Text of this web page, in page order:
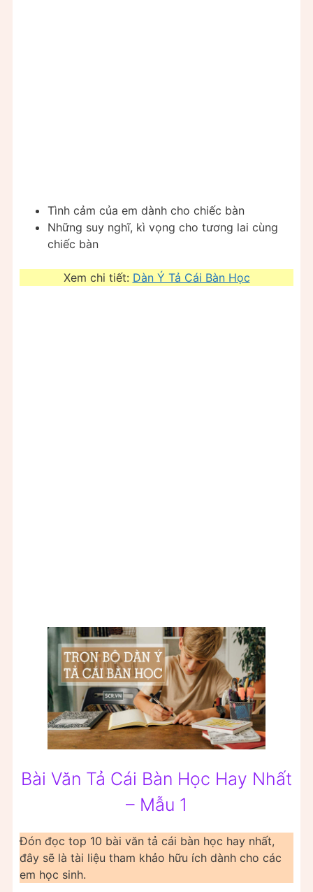
Tình cảm của em dành cho chiếc bàn
Những suy nghĩ, kì vọng cho tương lai cùng
chiếc bàn
Xem chi tiết: Dàn Ý Tả Cái Bàn Học
Bài Văn Tả Cái Bàn Học Hay Nhất
– Mẫu 1
Đón đọc top 10 bài văn tả cái bàn học hay nhất,
đây sẽ là tài liệu tham khảo hữu ích dành cho các
em học sinh.